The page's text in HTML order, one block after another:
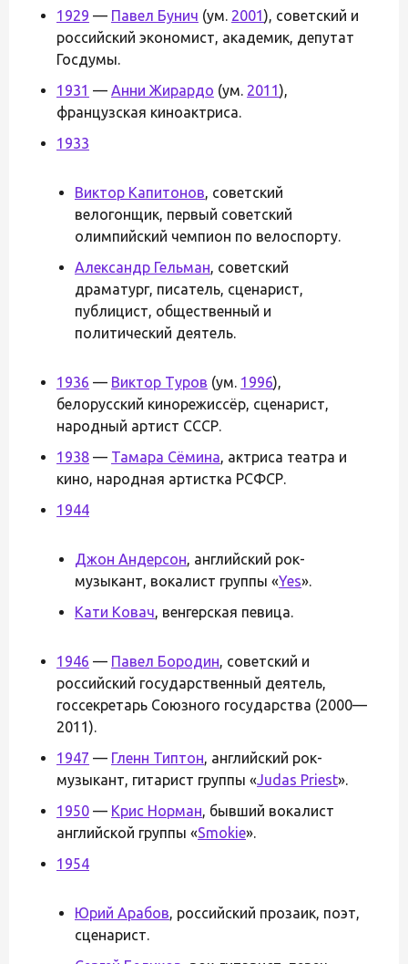
1929 — Павел Бунич (ум. 2001), советский и
российский экономист, академик, депутат
Госдумы.
1931 — Анни Жирардо (ум. 2011),
французская киноактриса.
1933
Виктор Капитонов, советский
велогонщик, первый советский
олимпийский чемпион по велоспорту.
Александр Гельман, советский
драматург, писатель, сценарист,
публицист, общественный и
политический деятель.
1936 — Виктор Туров (ум. 1996),
белорусский кинорежиссёр, сценарист,
народный артист СССР.
1938 — Тамара Сёмина, актриса театра и
кино, народная артистка РСФСР.
1944
Джон Андерсон, английский рок-
музыкант, вокалист группы «Yes».
Кати Ковач, венгерская певица.
1946 — Павел Бородин, советский и
российский государственный деятель,
госсекретарь Союзного государства (2000—
2011).
1947 — Гленн Типтон, английский рок-
музыкант, гитарист группы «Judas Priest».
1950 — Крис Норман, бывший вокалист
английской группы «Smokie».
1954
Юрий Арабов, российский прозаик, поэт,
сценарист.